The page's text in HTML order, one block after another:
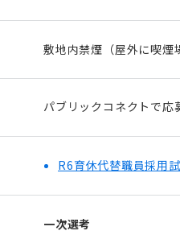
敷地内禁煙（屋外に喫煙
パブリックコネクトで応
R6育休代替職員採用
一次選考